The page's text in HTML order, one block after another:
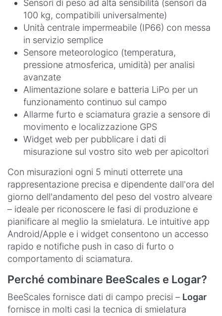
Sensori di peso ad alta sensibilità (sensori da
100 kg, compatibili universalmente)
Unità centrale impermeabile (IP66) con messa
in servizio semplice
Sensore meteorologico (temperatura,
pressione atmosferica, umidità) per analisi
avanzate
Alimentazione solare e batteria LiPo per un
funzionamento continuo sul campo
Allarme furto e sciamatura grazie a sensore di
movimento e localizzazione GPS
Widget web per pubblicare i dati di
misurazione sul vostro sito web per apicoltori
Con misurazioni ogni 5 minuti otterrete una
rappresentazione precisa e dipendente dall'ora del
giorno dell'andamento del peso del vostro alveare
– ideale per riconoscere le fasi di produzione e
pianificare al meglio la smielatura. Le intuitive app
Android/Apple e i widget consentono un accesso
rapido e notifiche push in caso di furto o
comportamento di sciamatura.
Perché combinare BeeScales e Logar?
BeeScales fornisce dati di campo precisi – Logar
fornisce in molti casi la tecnica di smielatura